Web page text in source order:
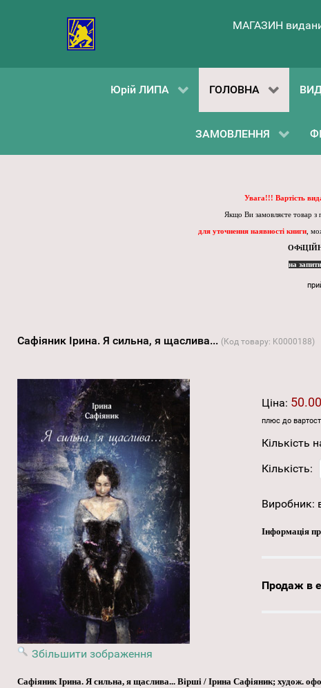
МАГАЗИН
Юрій ЛИПА ГОЛОВНА
ЗАМОВЛЕННЯ
Увага!!! Вартість
Якщо Ви замовляєте товар з
для уточнення наявності книги,
на
Сафіяник Ірина. Я сильна, я щаслива... (Код товару: K0000188)
Збільшити зображення
Ціна:
плюс до
Кількість
Кількість:
Виробник:
Інформація
Продаж в
Сафіяник Ірина. Я сильна, я щаслива... Вірші / Ірина Сафіяник; худож.